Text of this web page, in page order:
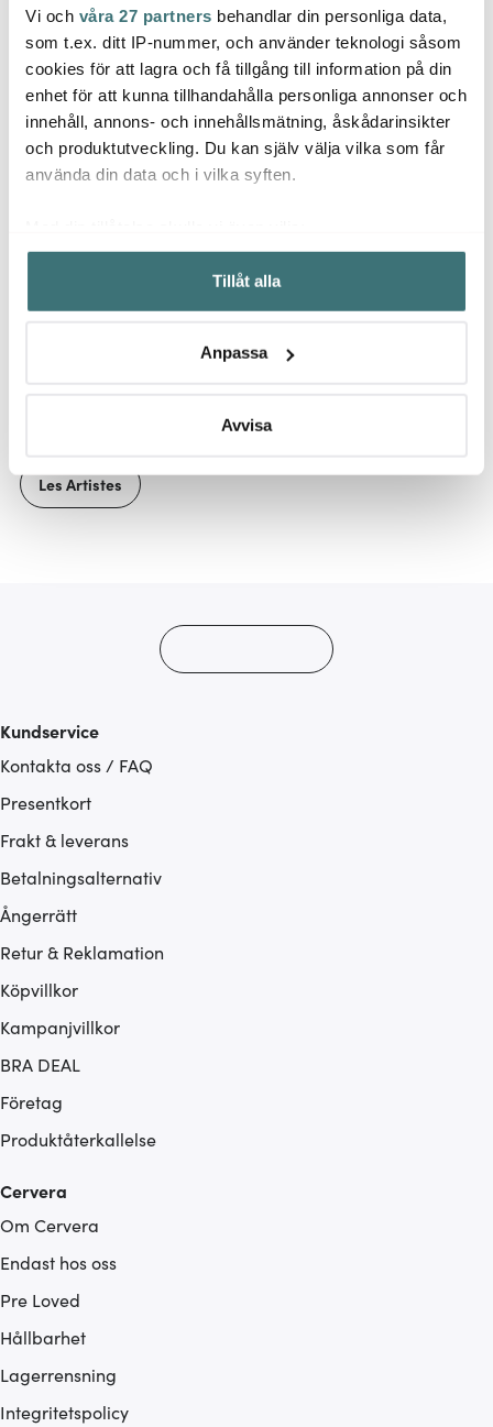
Vi och våra 27 partners behandlar din personliga data,
som t.ex. ditt IP-nummer, och använder teknologi såsom
cookies för att lagra och få tillgång till information på din
enhet för att kunna tillhandahålla personliga annonser och
innehåll, annons- och innehållsmätning, åskådarinsikter
och produktutveckling. Du kan själv välja vilka som får
använda din data och i vilka syften.
Samla in information om din geografiska plats som
kan ha en noggrannhet på upp till flera meter
Identifiera din enhet genom att aktivt skanna den för
Ta reda på mer om hur dina personliga uppgifter
Du kan ändra eller dra tillbaka ditt samtycke när som
Vi använder cookies för att innehållet och annonserna
Tillåt alla
Anpassa
Avvisa
Moomin Arabia
Muminmugg 30 cl
Sommardans
321 kr 429 kr
I lager
Les Artistes
Bottle Up brush
Flaskborste 33 cm
Natur
90 kr 129 kr
I lager
cm
49 kr
Låt dig inspireras av våra kunder
Les Artistes
Kundservice
Kontakta oss / FAQ
Presentkort
Frakt & leverans
Betalningsalternativ
Ångerrätt
Retur & Reklamation
Köpvillkor
Kampanjvillkor
BRA DEAL
Företag
Produktåterkallelse
Cervera
Om Cervera
Endast hos oss
Pre Loved
Hållbarhet
Lagerrensning
Integritetspolicy